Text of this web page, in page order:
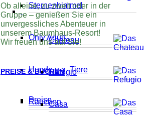
Sternenhimmel
Only Adult
Hunde u.a. Tiere
Rauchen
Chateau
Refugio
Casa
Ob alleine, zu zweit oder in der
Gruppe – genießen Sie ein
unvergessliches Abenteuer in
unserem Baumhaus-Resort!
Wir freuen uns auf Sie!
PREISE & BUCHEN
Preise